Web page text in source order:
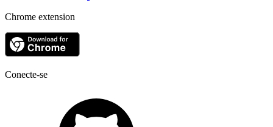
Chrome extension
Conecte-se